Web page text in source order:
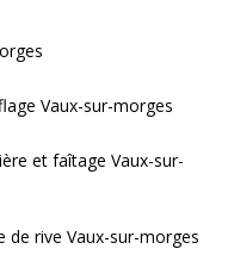
Vaux-sur-morges
et faîtage Vaux-sur-
de rive Vaux-sur-morges